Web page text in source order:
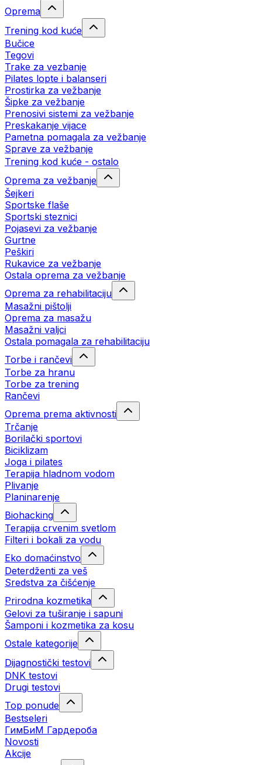
Oprema
Trening kod kuće
Bučice
Tegovi
Trake za vezbanje
Pilates lopte i balanseri
Prostirka za vežbanje
Šipke za vežbanje
Prenosivi sistemi za vežbanje
Preskakanje vijace
Pametna pomagala za vežbanje
Sprave za vežbanje
Trening kod kuće - ostalo
Oprema za vežbanje
Šejkeri
Sportske flaše
Sportski steznici
Pojasevi za vežbanje
Gurtne
Peškiri
Rukavice za vežbanje
Ostala oprema za vežbanje
Oprema za rehabilitaciju
Masažni pištolji
Oprema za masažu
Masažni valjci
Ostala pomagala za rehabilitaciju
Torbe i rančevi
Torbe za hranu
Torbe za trening
Rančevi
Oprema prema aktivnosti
Trčanje
Borilački sportovi
Biciklizam
Joga i pilates
Terapija hladnom vodom
Plivanje
Planinarenje
Biohacking
Terapija crvenim svetlom
Filteri i bokali za vodu
Eko domaćinstvo
Deterdženti za veš
Sredstva za čišćenje
Prirodna kozmetika
Gelovi za tuširanje i sapuni
Šamponi i kozmetika za kosu
Ostale kategorije
Dijagnostički testovi
DNK testovi
Drugi testovi
Top ponude
Bestseleri
ГимБиМ Гардeробa
Novosti
Akcije